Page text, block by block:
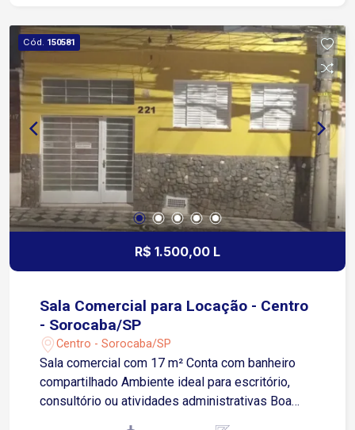
das Avenidas São Paulo e Dom Aguirre 5 minutos
da Avenida Dr. Afonso Vergueiro 6 minutos da
Avenida General Carneiro Região com excelente
infraestrutura, cercada por bancos, comércios,
restaurantes, serviços e transporte público,
oferecendo fácil acesso às principais vias da
cidade.
Cód. 150581
R$ 1.500,00 L
Sala Comercial para Locação - Centro
- Sorocaba/SP
Centro - Sorocaba/SP
Sala comercial com 17 m² Conta com banheiro
compartilhado Ambiente ideal para escritório,
consultório ou atividades administrativas Boa